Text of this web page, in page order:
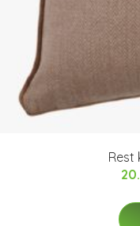
Rest